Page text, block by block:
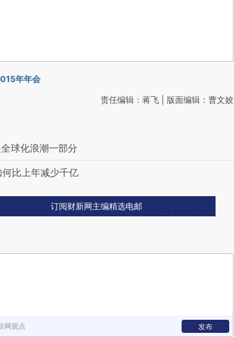
年年会
责任编辑：蒋飞 | 版面编辑：曹文姣
球化浪潮一部分
比上年减少千亿
订阅财新网主编精选电邮
网观点 发布